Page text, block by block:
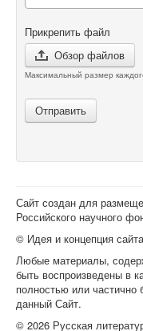
Прикрепить файл
Обзор файлов
Максимальный размер
Отправить
Сайт создан для
Российского научного
© Идея и концепция
Любые материалы,
быть воспроизведены в
полностью или частично
данный Сайт.
© 2026 Русская